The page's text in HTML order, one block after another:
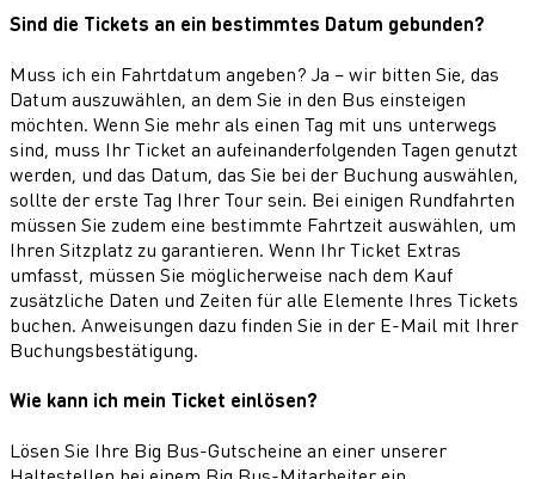
Sind die Tickets an ein bestimmtes Datum gebunden?
Muss ich ein Fahrtdatum angeben? Ja – wir bitten Sie, das
Datum auszuwählen, an dem Sie in den Bus einsteigen
möchten. Wenn Sie mehr als einen Tag mit uns unterwegs
sind, muss Ihr Ticket an aufeinanderfolgenden Tagen genutzt
werden, und das Datum, das Sie bei der Buchung auswählen,
sollte der erste Tag Ihrer Tour sein. Bei einigen Rundfahrten
müssen Sie zudem eine bestimmte Fahrtzeit auswählen, um
Ihren Sitzplatz zu garantieren. Wenn Ihr Ticket Extras
umfasst, müssen Sie möglicherweise nach dem Kauf
zusätzliche Daten und Zeiten für alle Elemente Ihres Tickets
buchen. Anweisungen dazu finden Sie in der E-Mail mit Ihrer
Buchungsbestätigung.
Wie kann ich mein Ticket einlösen?
Lösen Sie Ihre Big Bus-Gutscheine an einer unserer